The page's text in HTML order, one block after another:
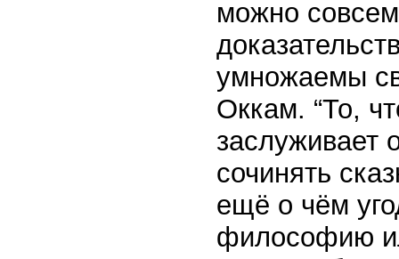
можно
умножаемы
Оккам. “То,
заслуживает
сочинять
ещё о чём
философию